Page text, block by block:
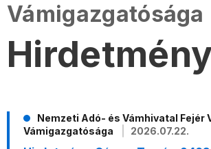
Vámigazgatósága
Nemzeti Adó- és Vámhivatal Fejér
Vámigazgatósága
2026.07.22.